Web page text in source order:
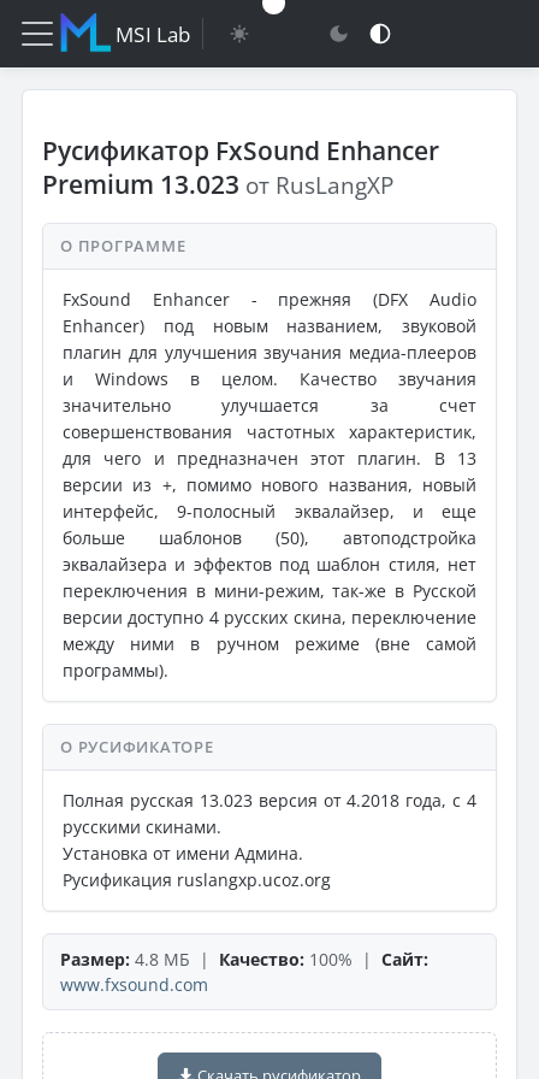
MSI Lab
Русификатор FxSound Enhancer
Premium 13.023 от RusLangXP
О ПРОГРАММЕ
FxSound Enhancer - прежняя (DFX Audio
Enhancer) под новым названием, звуковой
плагин для улучшения звучания медиа-плееров
и Windows в целом. Качество звучания
значительно улучшается за счет
совершенствования частотных характеристик,
для чего и предназначен этот плагин. В 13
версии из +, помимо нового названия, новый
интерфейс, 9-полосный эквалайзер, и еще
больше шаблонов (50), автоподстройка
эквалайзера и эффектов под шаблон стиля, нет
переключения в мини-режим, так-же в Русской
версии доступно 4 русских скина, переключение
между ними в ручном режиме (вне самой
программы).
О РУСИФИКАТОРЕ
Полная русская 13.023 версия от 4.2018 года, с 4
русскими скинами.
Установка от имени Админа.
Русификация ruslangxp.ucoz.org
Размер: 4.8 МБ | Качество: 100% | Сайт:
www.fxsound.com